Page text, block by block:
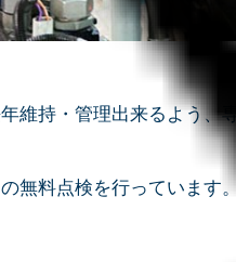
維持・管理出来るよう
無料点検を行っていま